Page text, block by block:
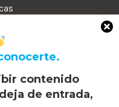
contenido
de entrada,
o
al